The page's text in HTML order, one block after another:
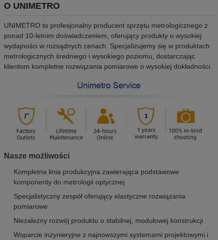
O UNIMETRO
UNIMETRO to profesjonalny producent sprzętu metrologicznego z
ponad 10-letnim doświadczeniem, oferujący produkty o wysokiej
wydajności w rozsądnych cenach. Specjalizujemy się w produktach
metrologicznych średniego i wysokiego poziomu, dostarczając
klientom kompletne rozwiązania pomiarowe o wysokiej dokładności.
Nasze możliwości
Kompletna linia produkcyjna zawierająca podstawowe
komponenty do metrologii optycznej
Specjalistyczny zespół oferujący elastyczne rozwiązania
pomiarowe
Niezależny rozwój produktu o stabilnej, modułowej konstrukcji
Wsparcie inżynieryjne z najnowszymi systemami projektowymi i